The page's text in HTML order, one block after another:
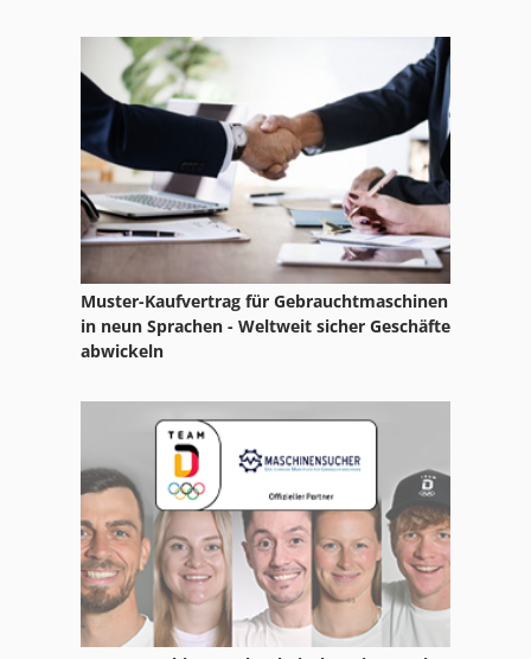
Muster-Kaufvertrag für Gebrauchtmaschinen
in neun Sprachen - Weltweit sicher Geschäfte
abwickeln